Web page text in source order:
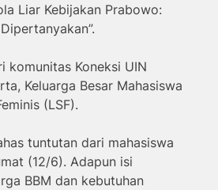
Liar Kebijakan Prabowo:
komunitas Koneksi UIN
Keluarga Besar Mahasiswa
(LSF).
tuntutan dari mahasiswa
(12/6). Adapun isi
BBM dan kebutuhan